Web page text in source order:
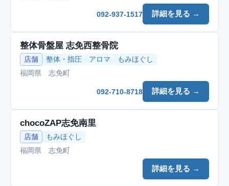
詳細を見る →
092-937-1517
整体骨盤屋 志免西整骨院
店舗 整体・指圧 アロマ
もみほぐし
福岡県 志免町
詳細を見る →
092-710-8718
chocoZAP志免南里
店舗
もみほぐし
福岡県 志免町
詳細を見る →